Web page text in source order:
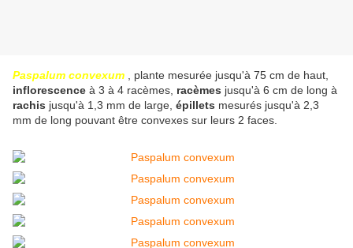
Paspalum convexum , plante mesurée jusqu'à 75 cm de haut,
inflorescence à 3 à 4 racèmes, racèmes jusqu'à 6 cm de long à
rachis jusqu'à 1,3 mm de large, épillets mesurés jusqu'à 2,3
mm de long pouvant être convexes sur leurs 2 faces.